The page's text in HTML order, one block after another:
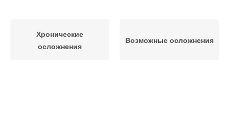
Хронические
осложнения
Возможные осложнения